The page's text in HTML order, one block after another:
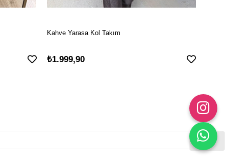
Kahve Yarasa Kol Takım
₺1.999,90
Gönder